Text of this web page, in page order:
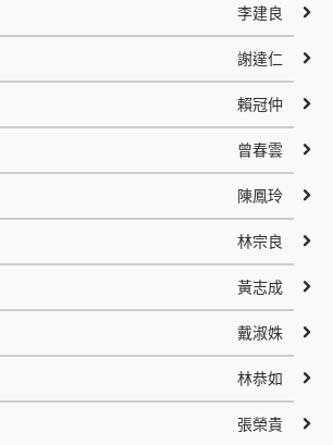
李建良
謝達仁
賴冠仲
曾春雲
陳鳳玲
林宗良
黃志成
戴淑姝
林恭如
張榮貴